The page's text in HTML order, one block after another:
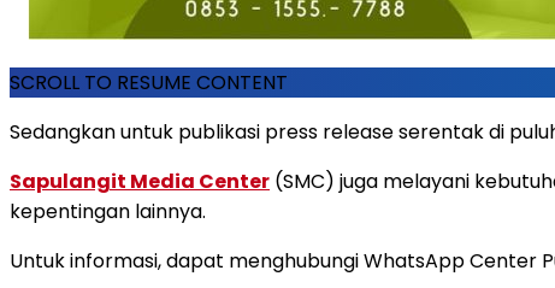
SCROLL TO RESUME CONTENT
Sedangkan untuk publikasi press release serentak di
Sapulangit Media Center (SMC) juga melayani
kepentingan lainnya.
Untuk informasi, dapat menghubungi WhatsApp Center